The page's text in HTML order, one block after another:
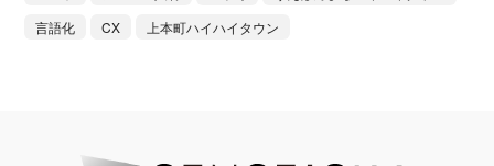
言語化
CX 上本町ハイハイタウン